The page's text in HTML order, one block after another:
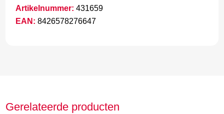
Artikelnummer: 431659
EAN: 8426578276647
Gerelateerde producten